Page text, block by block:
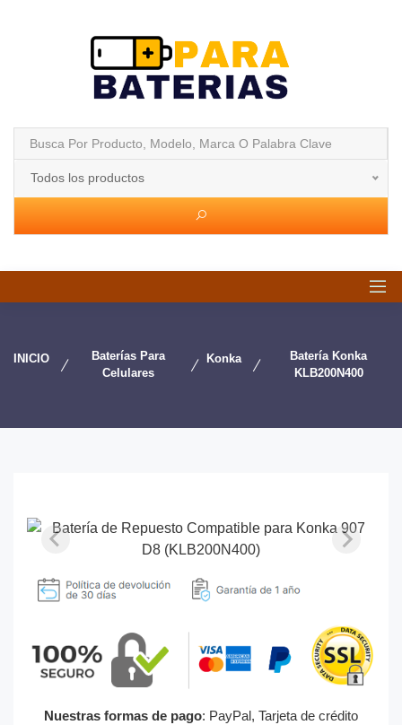
Todos los productos
INICIO
Baterías Para
Celulares
Konka
Batería Konka
KLB200N400
Nuestras formas de pago: PayPal, Tarjeta de crédito